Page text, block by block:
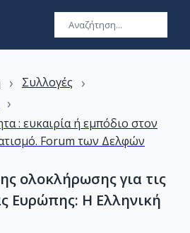
› Συλλογές ›
›
: ευκαιρία ή εμπόδιο στον
Forum των Δελφών
ολοκλήρωσης για τις
Ευρώπης: Η Ελληνική